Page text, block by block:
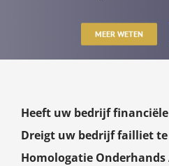
MEER WETEN
Heeft uw bedrijf
Dreigt uw bedrijf failliet te
Homologatie